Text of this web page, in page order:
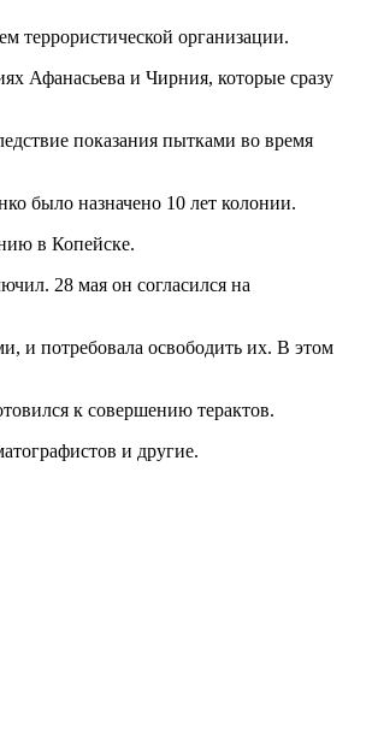
террористической организации.
Афанасьева и Чирния, которые сразу
показания пытками во время
было назначено 10 лет колонии.
в Копейске.
28 мая он согласился на
и потребовала освободить их. В этом
к совершению терактов.
и другие.